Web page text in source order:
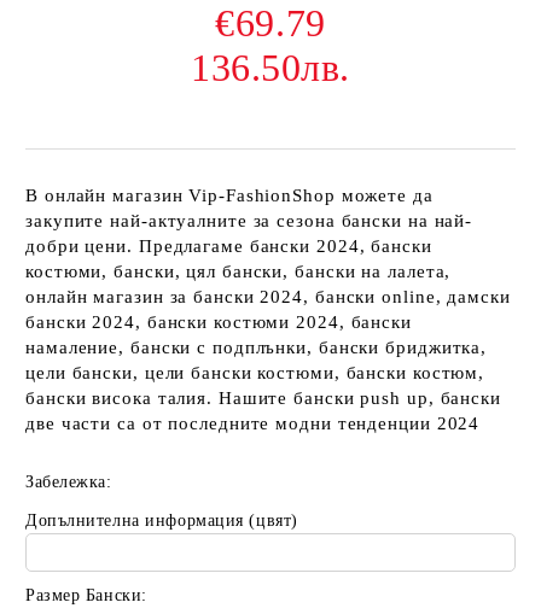
€69.79
136.50лв.
В онлайн магазин Vip-FashionShop можете да
закупите най-актуалните за сезона бански на най-
добри цени. Предлагаме бански 2024, бански
костюми, бански, цял бански, бански на лалета,
онлайн магазин за бански 2024, бански online, дамски
бански 2024, бански костюми 2024, бански
намаление, бански с подплънки, бански бриджитка,
цели бански, цели бански костюми, бански костюм,
бански висока талия. Нашите бански push up, бански
две части са от последните модни тенденции 2024
Забележка:
Допълнителна информация (цвят)
Размер Бански: